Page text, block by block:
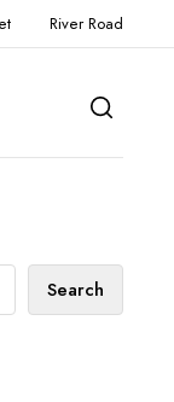
River Road
Search